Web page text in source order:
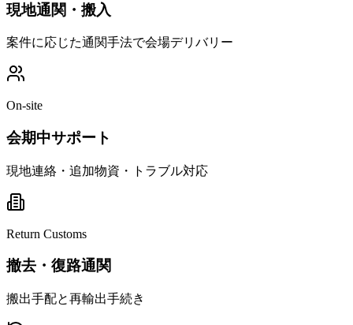
現地通関・搬入
案件に応じた通関手法で会場デリバリー
On-site
会期中サポート
現地連絡・追加物資・トラブル対応
Return Customs
撤去・復路通関
搬出手配と再輸出手続き